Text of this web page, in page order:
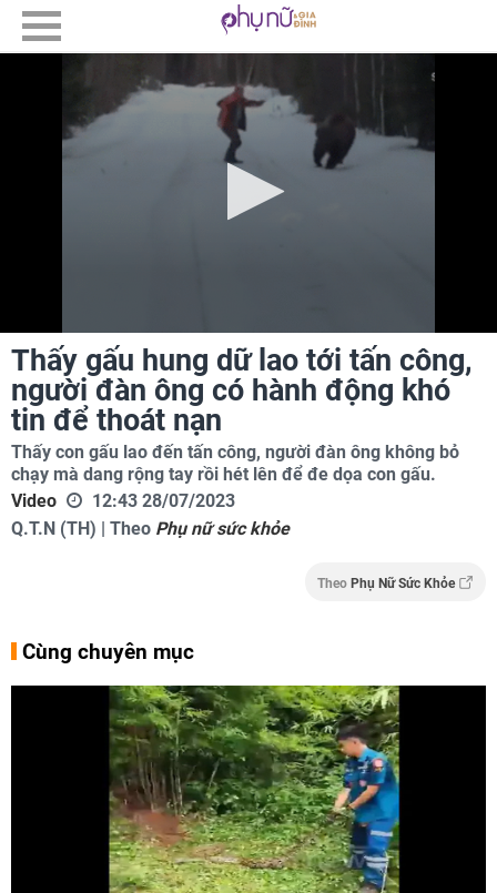
Thấy gấu hung dữ lao tới tấn công,
người đàn ông có hành động khó
tin để thoát nạn
Thấy con gấu lao đến tấn công, người đàn ông không bỏ
chạy mà dang rộng tay rồi hét lên để đe dọa con gấu.
Video
12:43 28/07/2023
Q.T.N (TH) | Theo Phụ nữ sức khỏe
Theo Phụ Nữ Sức Khỏe
Cùng chuyên mục